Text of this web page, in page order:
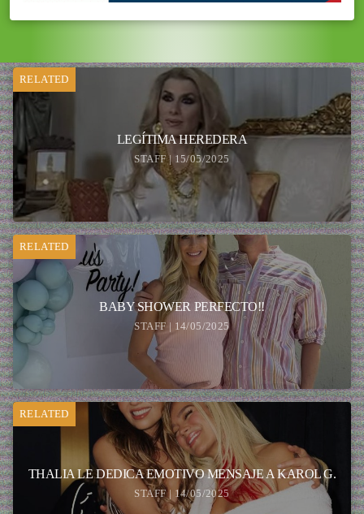
RELATED
LEGÍTIMA HEREDERA
STAFF | 15/05/2025
RELATED
BABY SHOWER PERFECTO!!
STAFF | 14/05/2025
RELATED
THALIA LE DEDICA EMOTIVO MENSAJE A KAROL G.
STAFF | 14/05/2025